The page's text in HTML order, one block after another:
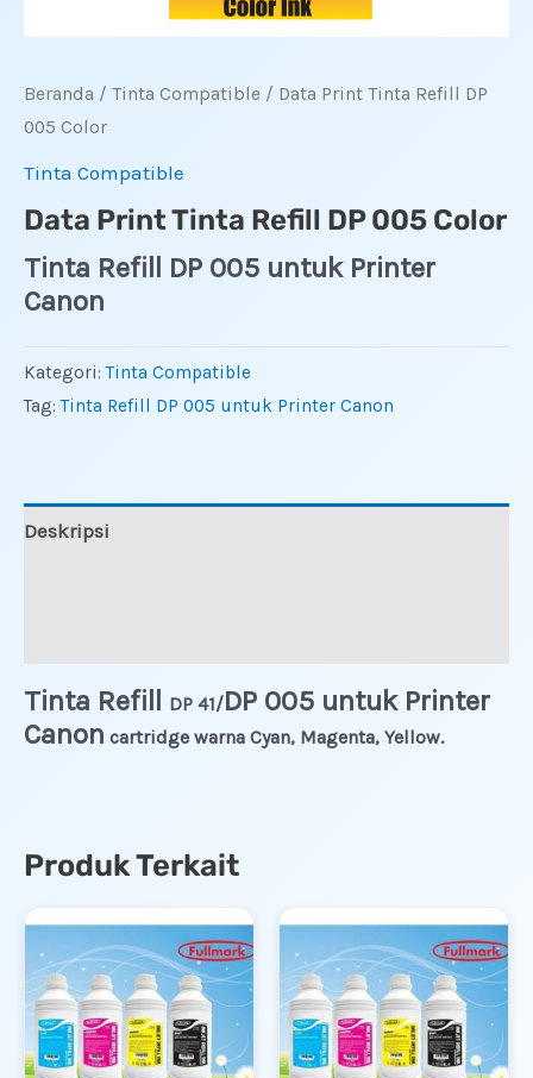
Beranda / Tinta Compatible / Data Print Tinta Refill DP
005 Color
Tinta Compatible
Data Print Tinta Refill DP 005 Color
Tinta Refill DP 005 untuk Printer
Canon
Kategori:Tinta Compatible
Tag:Tinta Refill DP 005 untuk Printer Canon
Deskripsi
Tinta Refill DP 41/DP 005 untuk Printer
Canon cartridge warna Cyan, Magenta, Yellow.
Produk Terkait